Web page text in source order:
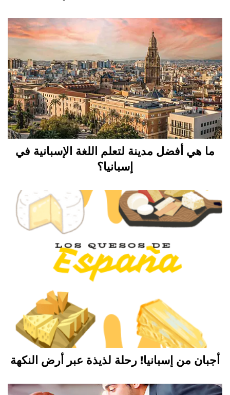
ما هي أفضل مدينة لتعلم اللغة الإسبانية في
إسبانيا؟
أجبان من إسبانيا! رحلة لذيذة عبر أرض النكهة